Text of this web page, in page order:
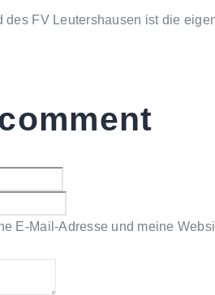
des FV Leutershausen ist die
E-Mail-Adresse und meine